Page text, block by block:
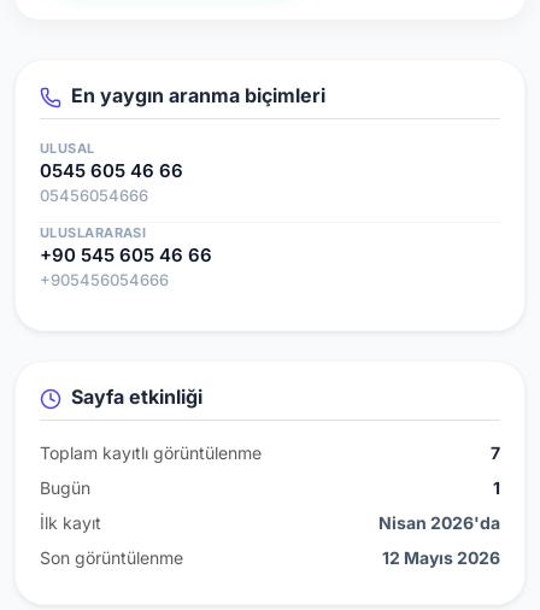
En yaygın aranma biçimleri
ULUSAL
0545 605 46 66
05456054666
ULUSLARARASI
+90 545 605 46 66
+905456054666
Sayfa etkinliği
Toplam kayıtlı görüntülenme
7
Bugün
1
İlk kayıt
Nisan 2026'da
Son görüntülenme
12 Mayıs 2026